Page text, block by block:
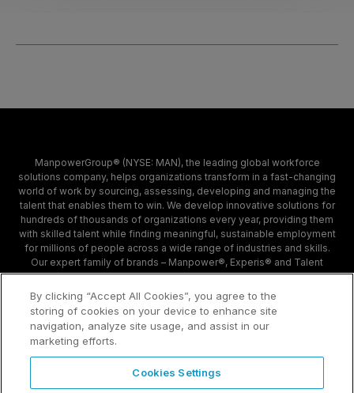
ManpowerGroup® (NYSE: MAN), the leading global workforce
solutions company, helps organizations transform in a fast-changing
world of work by sourcing, assessing, developing and managing the
talent that enables them to win. We develop innovative solutions for
hundreds of thousands of organizations every year, providing them
with skilled talent while finding meaningful, sustainable employment
for millions of people across a wide range of industries and skills.
Our expert family of brands – Manpower®, Experis® and Talent
Solutions – creates substantially more value for candidates and
clients across 80 countries and territories and has done so for 70
years.
By clicking “Accept All Cookies”, you agree to the
storing of cookies on your device to enhance site
navigation, analyze site usage, and assist in our
marketing efforts.
Cookies Settings